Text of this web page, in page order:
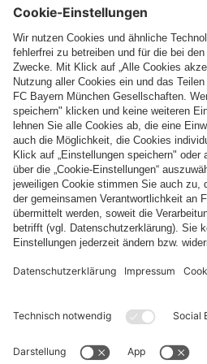
Folge uns
Zahlung & Lieferung
FC Bayern Store App
WIDERRUF